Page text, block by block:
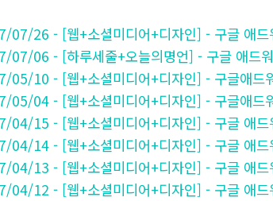
07/26 - [웹+소셜미디어+디자인] - 구글 애드
07/06 - [하루세줄+오늘의명언] - 구글 애드
05/10 - [웹+소셜미디어+디자인] - 구글애드
05/04 - [웹+소셜미디어+디자인] - 구글애드
04/15 - [웹+소셜미디어+디자인] - 구글 애드
04/14 - [웹+소셜미디어+디자인] - 구글 애드
04/13 - [웹+소셜미디어+디자인] - 구글 애드
04/12 - [웹+소셜미디어+디자인] - 구글 애드